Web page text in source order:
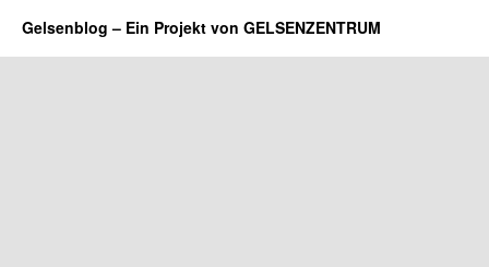
Gelsenblog – Ein Projekt von GELSENZENTRUM